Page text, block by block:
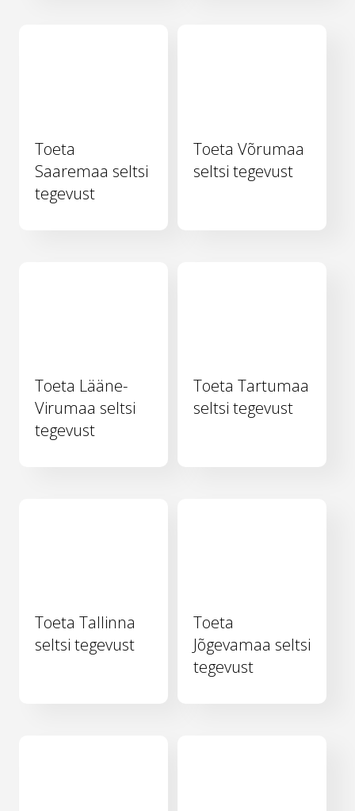
Toeta
Saaremaa seltsi
tegevust
Toeta Võrumaa
seltsi tegevust
Toeta Lääne-
Virumaa seltsi
tegevust
Toeta Tartumaa
seltsi tegevust
Toeta Tallinna
seltsi tegevust
Toeta
Jõgevamaa seltsi
tegevust